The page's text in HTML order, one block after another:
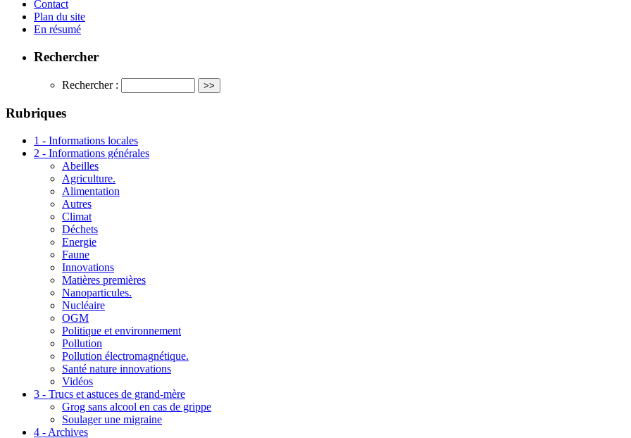
Contact
Plan du site
En résumé
Rechercher
Rechercher :
Rubriques
1 - Informations locales
2 - Informations générales
Abeilles
Agriculture.
Alimentation
Autres
Climat
Déchets
Energie
Faune
Innovations
Matières premières
Nanoparticules.
Nucléaire
OGM
Politique et environnement
Pollution
Pollution électromagnétique.
Santé nature innovations
Vidéos
3 - Trucs et astuces de grand-mère
Grog sans alcool en cas de grippe
Soulager une migraine
4 - Archives